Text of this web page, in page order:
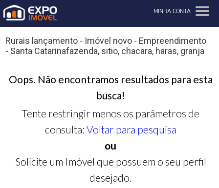
MINHA CONTA
Rurais lançamento - Imóvel novo - Empreendimento
- Santa Catarinafazenda, sitio, chacara, haras, granja
Oops. Não encontramos resultados para esta
busca!
Tente restringir menos os parâmetros de
consulta: Voltar para pesquisa
ou
Solicite um Imóvel que possuem o seu perfil
desejado.